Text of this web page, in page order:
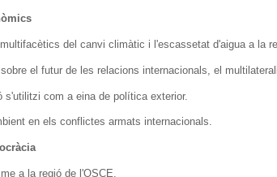
del canvi climàtic i l'escassetat d'aigua a la
el futur de les relacions internacionals, el
s'utilitzi com a eina de política exterior.
en els conflictes armats internacionals.
a la regió de l'OSCE.